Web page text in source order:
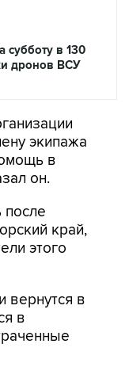
субботу в 130
дронов ВСУ
экипажа
в
он.
после
край,
этого
вернутся в
в